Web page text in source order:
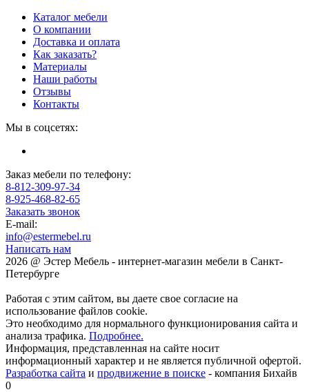
Каталог мебели
О компании
Доставка и оплата
Как заказать?
Материалы
Наши работы
Отзывы
Контакты
Мы в соцсетях:
Заказ мебели по телефону:
8-812-309-97-34
8-925-468-82-65
Заказать звонок
E-mail:
info@estermebel.ru
Написать нам
2026 @ Эстер Мебель - интернет-магазин мебели в Санкт-
Петербурге
Работая с этим сайтом, вы даете свое согласие на
использование файлов cookie.
Это необходимо для нормального функционирования сайта и
анализа трафика. Подробнее.
Информация, представленная на сайте носит
информационный характер и не является публичной офертой.
Разработка сайта и продвижение в поиске - компания Бихайв
0